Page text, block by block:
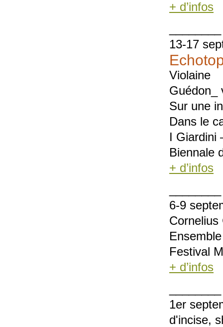
+ d’infos
13-17
Violaine
Guédon_
Sur une
Dans le
I Giardini
Biennale
+ d’infos
6-9
Cornelius
Festival
+ d’infos
1er
d'incise,